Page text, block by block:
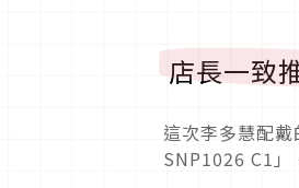
店長一致
這次李多慧配
SNP1026 C1」